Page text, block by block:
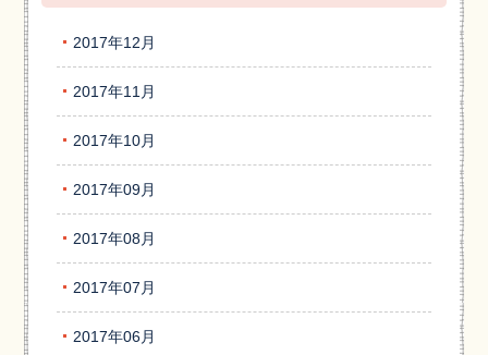
2017年12月
2017年11月
2017年10月
2017年09月
2017年08月
2017年07月
2017年06月